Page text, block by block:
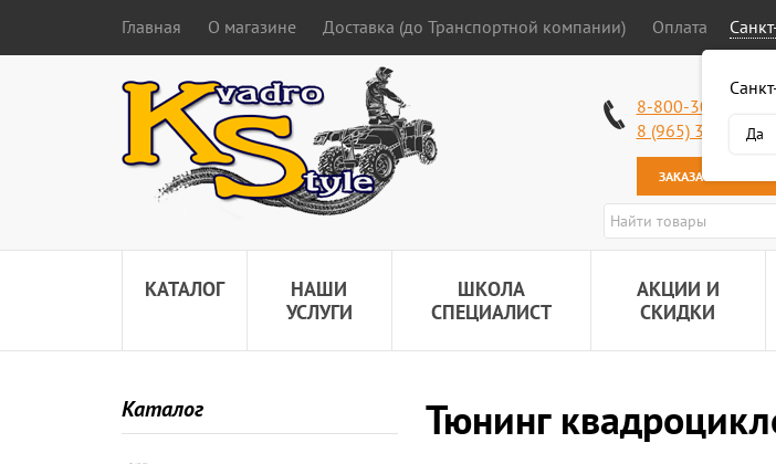
Главная О магазине Доставка (до Транспортной компании) Оплата
Да
8-800-301-50-58
8 (965) 318-34-38
ЗАКАЗАТЬ ЗВОНОК
КАТАЛОГ
НАШИ
УСЛУГИ
ШКОЛА
СПЕЦИАЛИСТ
АКЦИИ И
СКИДКИ
Каталог Тюнинг